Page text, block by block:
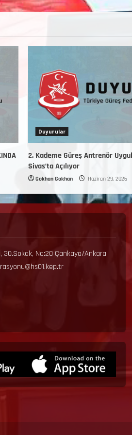
Duyurular
2. Kademe Güreş Antrenör
Sivas’ta Açılıyor
Gokhan Gokhan Haziran 29, 2026
30.Sokak, No:20 Çankaya/Ankara